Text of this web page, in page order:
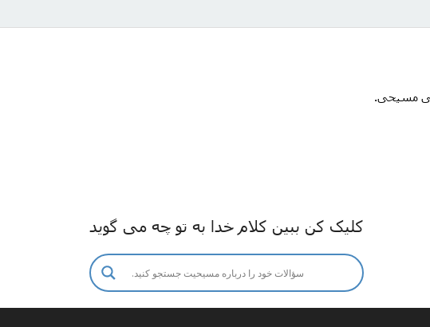
مسیحی.
کلیک کن ببین کلام خدا به تو چه می گوید